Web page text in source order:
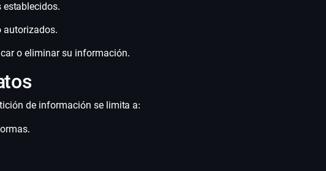
autorizados.
o eliminar su información.
de información se limita a: